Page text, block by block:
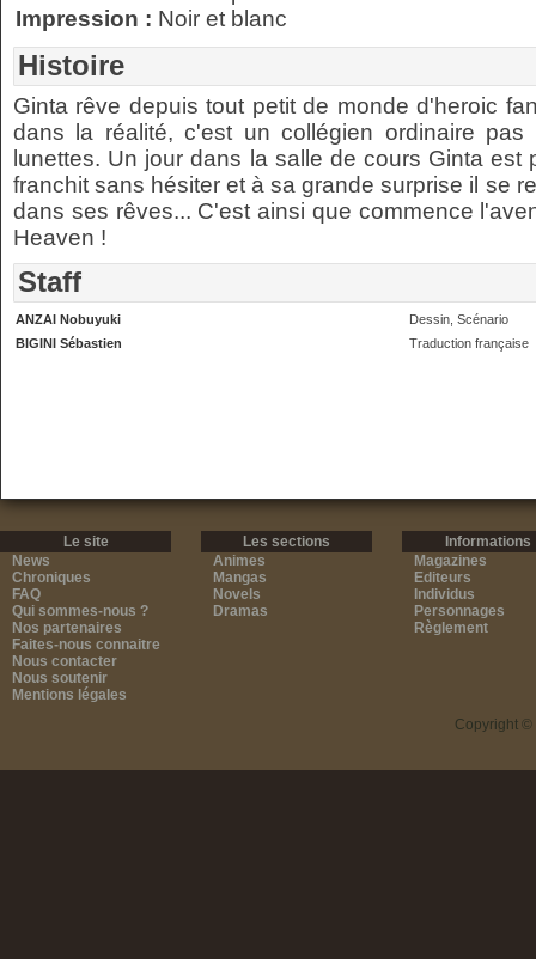
Impression : Noir et blanc
Histoire
Ginta rêve depuis tout petit de monde d'heroic
dans la réalité, c'est un collégien ordinaire
lunettes. Un jour dans la salle de cours Ginta
franchit sans hésiter et à sa grande surprise il se
dans ses rêves... C'est ainsi que commence
Heaven !
Staff
ANZAI Nobuyuki
Dessin, Scénario
BIGINI Sébastien
Traduction française
Le site
News
Chroniques
FAQ
Qui sommes-nous ?
Nos partenaires
Faites-nous connaitre
Nous contacter
Nous soutenir
Mentions légales
Les sections
Animes
Mangas
Novels
Dramas
Informations
Magazines
Editeurs
Individus
Personnages
Règlement
Copyright ©